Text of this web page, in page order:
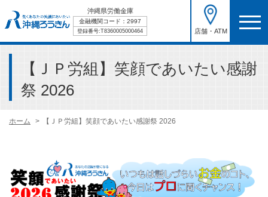
沖縄県労働金庫
金融機関コード：2997
登録番号:T8360005000464 店舗・ATM
【ＪＰ労組】笑顔であいたい感謝
祭 2026
ホーム 【ＪＰ労組】笑顔であいたい感謝祭 2026